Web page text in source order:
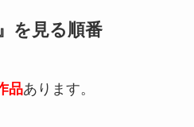
を見る順番
品あります。